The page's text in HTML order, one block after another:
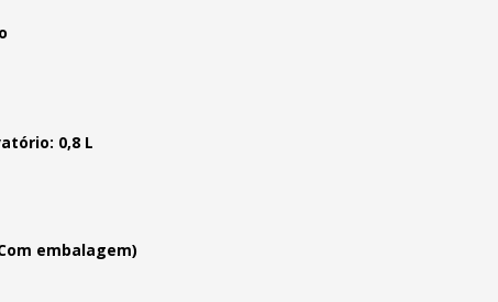
0,8 L
embalagem)